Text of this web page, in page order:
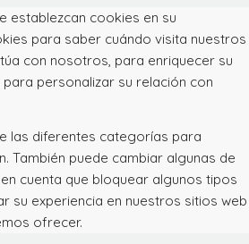
establezcan cookies en su
para saber cuándo visita nuestros
con nosotros, para enriquecer su
personalizar su relación con
las diferentes categorías para
También puede cambiar algunas de
cuenta que bloquear algunos tipos
su experiencia en nuestros sitios web
ofrecer.